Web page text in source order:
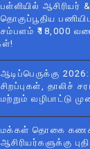
பள்ளியில் ஆசிரியர்
தொகுப்பூதிய
சம்பளம் ₹18,000
ஆடிப்பெருக்கு
சிறப்புகள், தாலிச்
மற்றும் வழிபாட்டு
மக்கள் தொகை
ஆசிரியர்களுக்கு